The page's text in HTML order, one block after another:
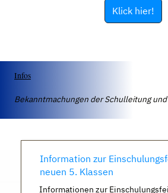
Klick hier!
Infos
Bekanntmachungen der Schulleitung
Information zur
neuen 5. Klassen
Informationen zur